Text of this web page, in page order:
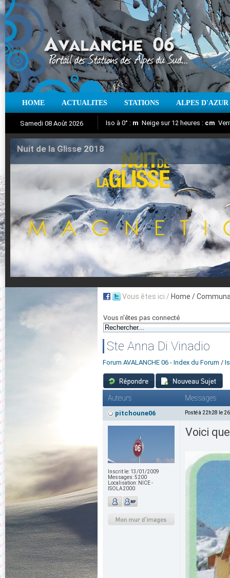
HOME ACTUALITES STATIONS ALPES D'AZUR
Samedi 08 Août 2026
Aujourd'hui : T° Min : °C T° Max :°C
Iso à 0° : m Neige sur 12 heures : cm
Suivez en direct l'actualité des stations
Nuit de la Glisse 2018
Vous êtes ici / Home /
Vous n'êtes pas connecté
Ste Anna Di Vinadio
Forum AVALANCHE 06 - Index du Forum /
Auteurs Messages
pitchoune06 Posté à 22h28 le
Inscrit le: 13/01/2009
Messages:5200
Localisation: NICE -
ISOLA2000
Voici